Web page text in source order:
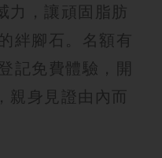
力，讓頑固脂肪
絆腳石。名額有
記免費體驗，開
親身見證由內而